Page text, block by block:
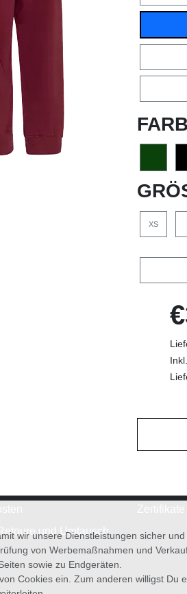
XS
und Umtausch
wir unsere Dienstleistungen sicher
von Werbemaßnahmen und
sowie zu Endgeräten.
Cookies ein. Zum anderen willigst